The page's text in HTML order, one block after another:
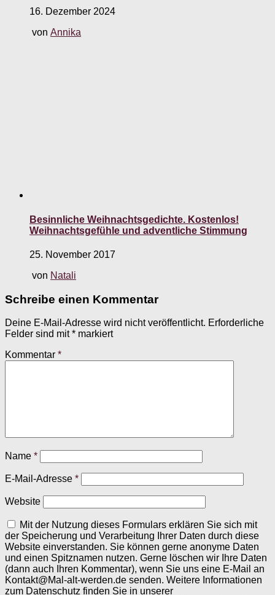
16. Dezember 2024
von Annika
Besinnliche Weihnachtsgedichte. Kostenlos!
Weihnachtsgefühle und adventliche Stimmung
25. November 2017
von Natali
Schreibe einen Kommentar
Deine E-Mail-Adresse wird nicht veröffentlicht. Erforderliche
Felder sind mit* markiert
Kommentar *
Name *
E-Mail-Adresse *
Website
Mit der Nutzung dieses Formulars erklären Sie sich mit
der Speicherung und Verarbeitung Ihrer Daten durch diese
Website einverstanden. Sie können gerne anonyme Daten
und einen Spitznamen nutzen. Gerne löschen wir Ihre Daten
(dann auch Ihren Kommentar), wenn Sie uns eine E-Mail an
Kontakt@Mal-alt-werden.de senden. Weitere Informationen
zum Datenschutz finden Sie in unserer